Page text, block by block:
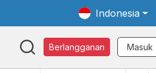
Indonesia
Berlangganan Masuk